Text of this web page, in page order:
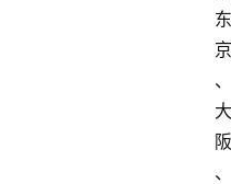
东
京
、
大
阪
、